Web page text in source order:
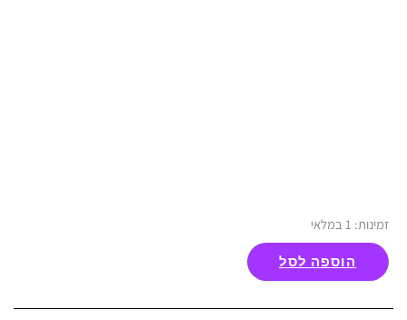
זמינות: 1 במלאי
כמות
של
שטיח
הוספה לסל